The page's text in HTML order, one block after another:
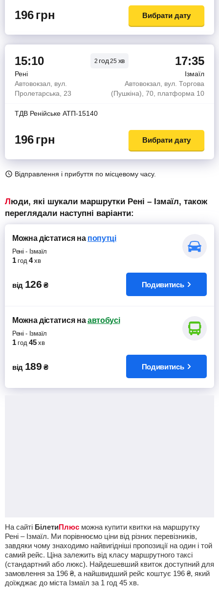
196грн Вибрати дату
15:10 2 год25 хв 17:35
Рені
Ізмаїл
Автовокзал, вул.
Пролетарська, 23
Автовокзал, вул. Торгова
(Пушкіна), 70, платформа 10
ТДВ Ренiйське АТП-15140
196грн Вибрати дату
Відправлення і прибуття по місцевому часу.
Люди, які шукали маршрутки Рені – Ізмаїл, також
переглядали наступні варіанти:
Можна дістатисяна попутці
Рені - Ізмаїл
1 год 4 хв
від 126 ₴ Подивитись
Можна дістатисяна автобусі
Рені - Ізмаїл
1 год 45 хв
від 189 ₴ Подивитись
На сайті БілетиПлюс можна купити квитки на маршрутку
Рені – Ізмаїл. Ми порівнюємо ціни від різних перевізників,
завдяки чому знаходимо найвигідніші пропозиції на один і той
самий рейс. Ціна залежить від класу маршрутного таксі
(стандартний або люкс). Найдешевший квиток доступний для
замовлення за 196 ₴, а найшвидший рейс коштує 196 ₴, який
доїжджає до міста Ізмаїл за 1 год 45 хв.